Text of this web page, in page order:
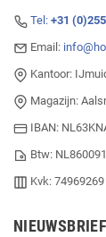
Tel: +31
Email:
Kantoor:
Magazijn:
IBAN:
Btw:
Kvk: 74969269
NIEUWSBRIEF